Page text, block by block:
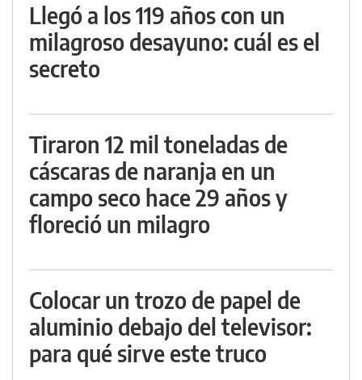
Llegó a los 119 años con un
milagroso desayuno: cuál es el
secreto
Tiraron 12 mil toneladas de
cáscaras de naranja en un
campo seco hace 29 años y
floreció un milagro
Colocar un trozo de papel de
aluminio debajo del televisor:
para qué sirve este truco